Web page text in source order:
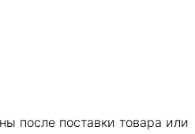
после поставки товара или